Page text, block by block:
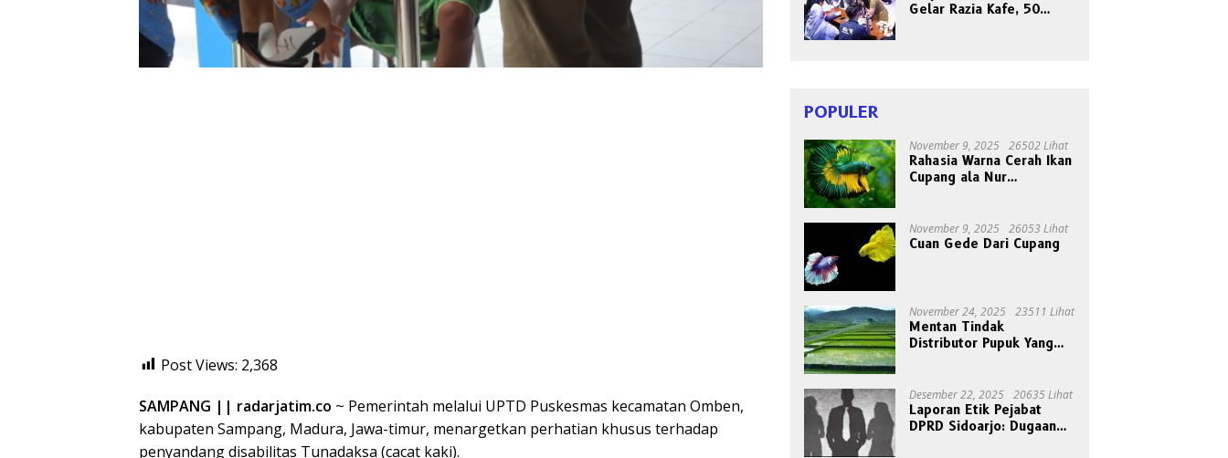
Post Views: 2,368
SAMPANG || radarjatim.co ~ Pemerintah melalui UPTD Puskesmas kecamatan Omben,
kabupaten Sampang, Madura, Jawa-timur, menargetkan perhatian khusus terhadap
penyandang disabilitas Tunadaksa (cacat kaki).
Gelar Razia Kafe, 50
POPULER
November 9, 2025 26502 Lihat
Rahasia Warna Cerah Ikan
Cupang ala Nur
November 9, 2025 26053 Lihat
Cuan Gede Dari Cupang
November 24, 2025 23511 Lihat
Mentan Tindak
Distributor Pupuk Yang
Desember 22, 2025 20635 Lihat
Laporan Etik Pejabat
DPRD Sidoarjo: Dugaan